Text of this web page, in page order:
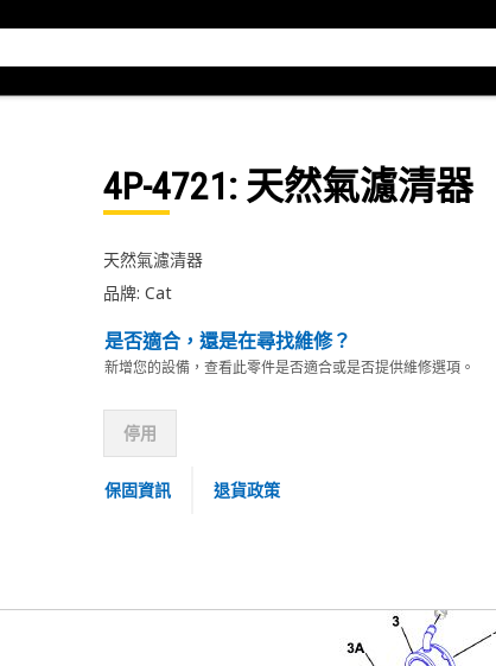
4P-4721: 天然氣濾清器
天然氣濾清器
品牌: Cat
是否適合，還是在尋找維修？
新增您的設備，查看此零件是否適合或是否提供維修選項。
停用
保固資訊 退貨政策